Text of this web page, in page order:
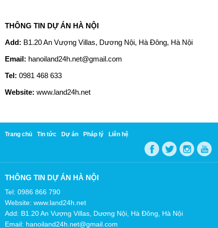
THÔNG TIN DỰ ÁN HÀ NỘI
Add: B1.20 An Vượng Villas, Dương Nội, Hà Đông, Hà Nội
Email: hanoiland24h.net@gmail.com
Tel: 0981 468 633
Website: www.land24h.net
Trang chủ Tin tức Dự án Pháp lý Liên hệ
THÔNG TIN DỰ ÁN HÀ NỘI
Tel: 0986 866 790
Website: www.land24h.net
Add: B1.20 An Vượng Villas, Dương Nội, Hà Đông, Hà Nội
Email: hanoiland24h.net@gmail.com